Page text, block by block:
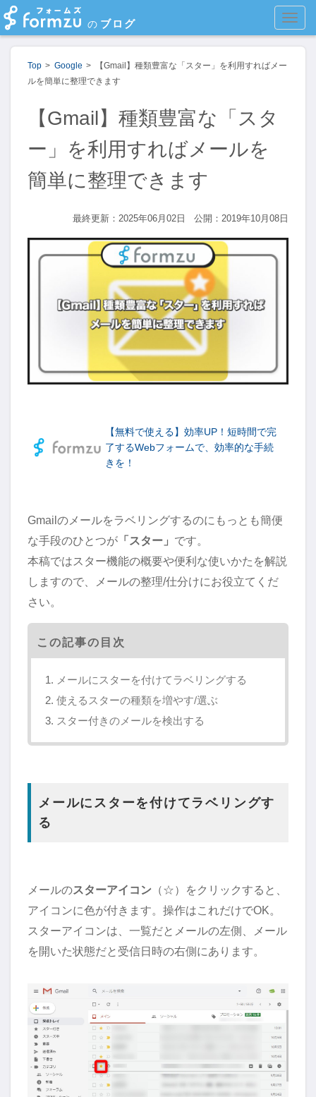
の ブログ
Top Google
【Gmail】種類豊富な「スター」を利用すればメー
ルを簡単に整理できます
【Gmail】種類豊富な「スタ
ー」を利用すればメールを
簡単に整理できます
最終更新：2025年06月02日 公開：2019年10月08日
【無料で使える】効率UP！短時間で完
了するWebフォームで、効率的な手続
きを！
Gmailのメールをラベリングするのにもっとも簡便
な手段のひとつが 「スター」 です。
本稿ではスター機能の概要や便利な使いかたを解説
しますので、メールの整理/仕分けにお役立てくだ
さい。
この記事の目次
メールにスターを付けてラベリングする
使えるスターの種類を増やす/選ぶ
スター付きのメールを検出する
メールにスターを付けてラベリングす
る
メールのスターアイコン （☆）をクリックすると、
アイコンに色が付きます。操作はこれだけでOK。
スターアイコンは、一覧だとメールの左側、メール
を開いた状態だと受信日時の右側にあります。